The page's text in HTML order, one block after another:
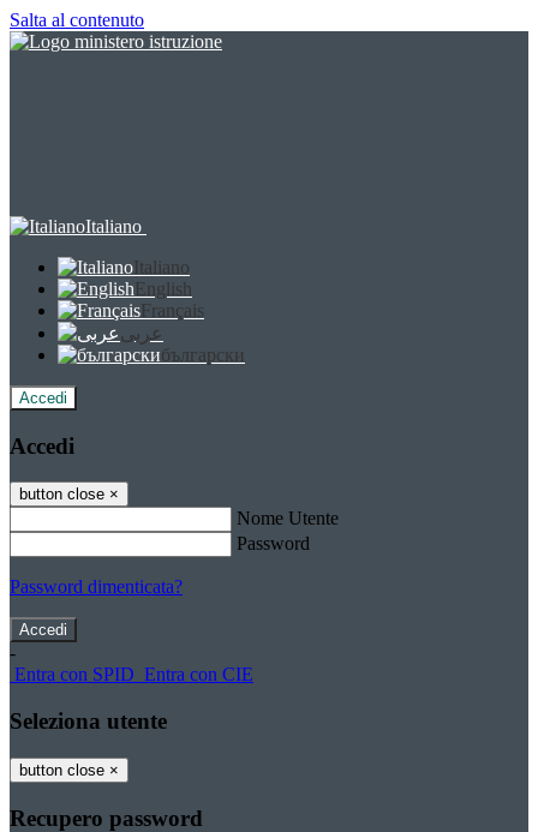
Salta al contenuto
Italiano
Italiano
English
Français
عربى
български
Accedi
Accedi
button close ×
Nome Utente
Password
Password dimenticata?
-
Entra con SPID Entra con CIE
Seleziona utente
button close ×
Recupero password